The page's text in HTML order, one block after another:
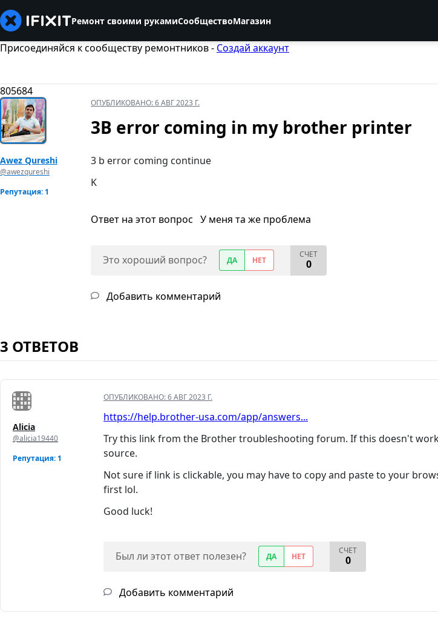
Ремонт своими рукамиСообществоМагазин
Присоединяйся к сообществу ремонтников - Создай аккаунт
805684
Awez Qureshi
@awezqureshi
Репутация: 1
ОПУБЛИКОВАНО:6 АВГ 2023 Г.
3B error coming in my brother printer
3 b error coming continue
K
Ответ на этот вопрос У меня та же проблема
Это хороший вопрос? ДА НЕТ
СЧЕТ
0
Добавить комментарий
3 ОТВЕТОВ
Alicia
@alicia19440
Репутация: 1
ОПУБЛИКОВАНО:6 АВГ 2023 Г.
https://help.brother-usa.com/app/answers...
Try this link from the Brother troubleshooting forum. If this doesn't
source.
Not sure if link is clickable, you may have to copy and paste to your
first lol.
Good luck!
Был ли этот ответ полезен? ДА НЕТ
СЧЕТ
0
Добавить комментарий